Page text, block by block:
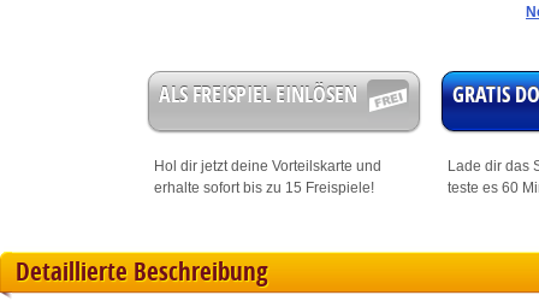
ALS FREISPIEL EINLÖSEN
Hol dir jetzt deine Vorteilskarte und
erhalte sofort bis zu 15 Freispiele!
GRATIS
Lade dir das
teste es 60
Detaillierte Beschreibung